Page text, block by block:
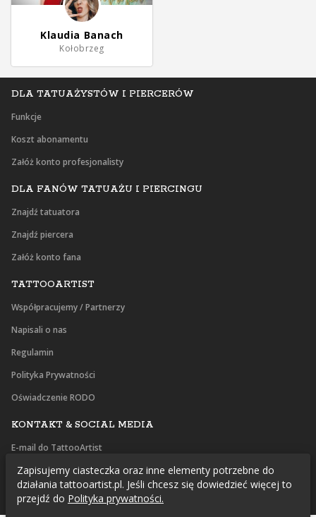
DLA TATUAŻYSTÓW I PIERCERÓW
Funkcje
Koszt abonamentu
Załóż konto profesjonalisty
DLA FANÓW TATUAŻU I PIERCINGU
Znajdź tatuatora
Znajdź piercera
Załóż konto fana
TATTOOARTIST
Współpracujemy / Partnerzy
Napisali o nas
Regulamin
Polityka Prywatności
Oświadczenie RODO
KONTAKT & SOCIAL MEDIA
E-mail do TattooArtist
Facebook
Instagram
Klaudia Banach
Kołobrzeg
Zapisujemy ciasteczka oraz inne elementy potrzebne do
działania tattooartist.pl. Jeśli chcesz się dowiedzieć więcej to
przejdź do Polityka prywatności.